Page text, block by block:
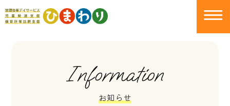
Information
お知らせ